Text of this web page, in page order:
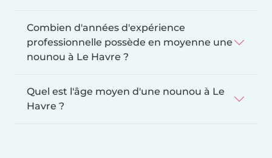
Combien d'années d'expérience
professionnelle possède en moyenne une
nounou à Le Havre ?
Quel est l'âge moyen d'une nounou à Le
Havre ?